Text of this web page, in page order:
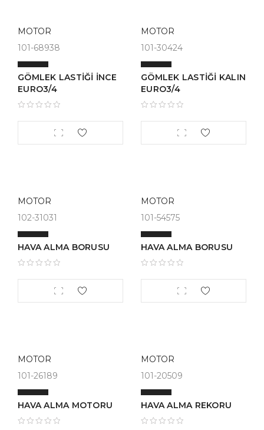
MOTOR
101-68938
GÖMLEK LASTİĞİ İNCE
EURO3/4
MOTOR
101-30424
GÖMLEK LASTİĞİ KALIN
EURO3/4
MOTOR
102-31031
HAVA ALMA BORUSU
MOTOR
101-54575
HAVA ALMA BORUSU
MOTOR
101-26189
HAVA ALMA MOTORU
MOTOR
101-20509
HAVA ALMA REKORU